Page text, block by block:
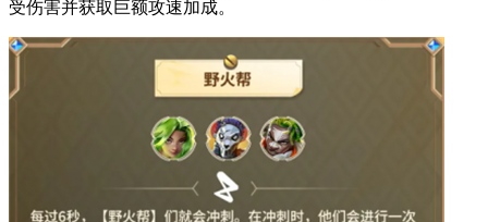
受伤害并获取巨额攻速加成。